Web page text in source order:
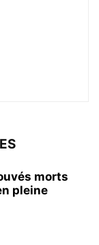
morts
pleine